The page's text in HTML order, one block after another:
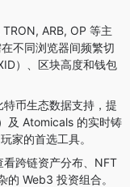
ARB, OP 等主
不同浏览器间频繁切
）、区块高度和钱包
币生态数据支持，提
及 Atomicals 的实时铸
家的首选工具。
跨链资产分布、NFT
的 Web3 投资组合。